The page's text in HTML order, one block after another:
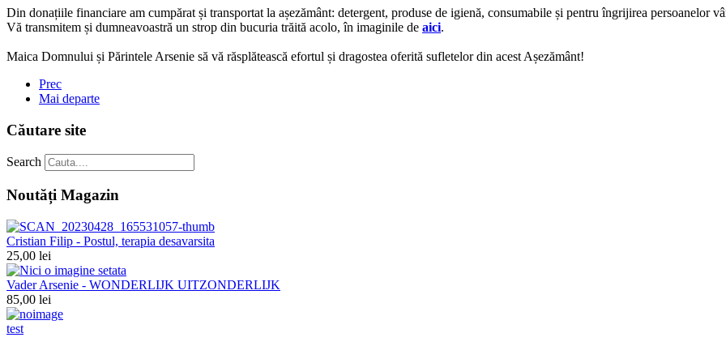
Din donațiile financiare am cumpărat și transportat la așezământ: detergent, produse de igienă, consumabile și pentru îngrijirea persoanelor
Vă transmitem și dumneavoastră un strop din bucuria trăită acolo, în imaginile de aici.
Maica Domnului și Părintele Arsenie să vă răsplătească efortul și dragostea oferită sufletelor din acest Așezământ!
Prec
Mai departe
Căutare site
Search
Noutăți Magazin
Cristian Filip - Postul, terapia desavarsita
25,00 lei
Vader Arsenie - WONDERLIJK UITZONDERLIJK
85,00 lei
test